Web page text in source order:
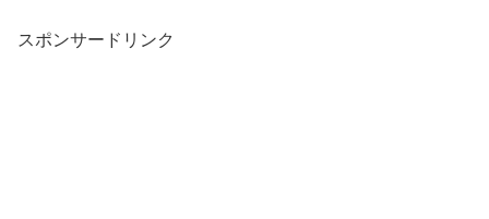
スポンサードリンク